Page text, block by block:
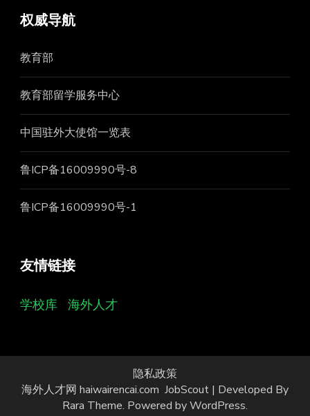
权威导航
教育部
教育部留学服务中心
中国驻外大使馆一览表
鲁ICP备16009990号-8
鲁ICP备16009990号-1
友情链接
学校库 海外人才
隐私政策
海外人才网 haiwairencai.com JobScout | Developed By
Rara Theme. Powered byWordPress.